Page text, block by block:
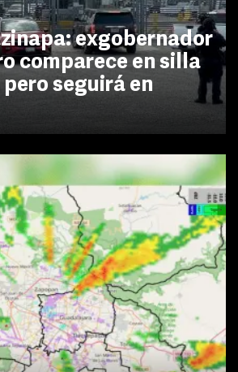
exgobernador
comparece en silla
seguirá en